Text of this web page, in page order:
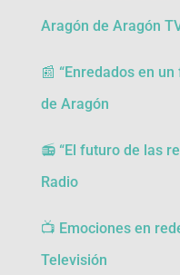
Aragón de Aragón
📰 “Enredados en
de Aragón
📻 “El futuro de las
Radio
📺 Emociones en
Televisión